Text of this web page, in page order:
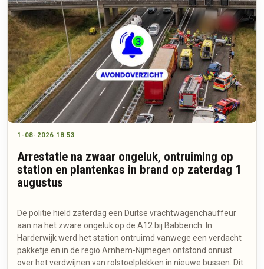
1-08-2026 18:53
Arrestatie na zwaar ongeluk, ontruiming op
station en plantenkas in brand op zaterdag 1
augustus
De politie hield zaterdag een Duitse vrachtwagenchauffeur
aan na het zware ongeluk op de A12 bij Babberich. In
Harderwijk werd het station ontruimd vanwege een verdacht
pakketje en in de regio Arnhem-Nijmegen ontstond onrust
over het verdwijnen van rolstoelplekken in nieuwe bussen. Dit